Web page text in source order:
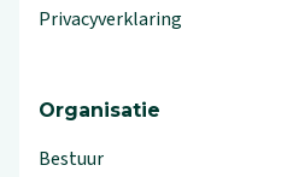
Privacyverklaring
Organisatie
Bestuur